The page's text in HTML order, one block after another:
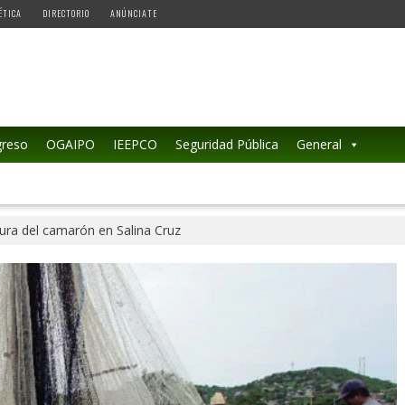
DIRECTORIO ANÚNCIATE
OGAIPO IEEPCO Seguridad Pública General
del camarón en Salina Cruz